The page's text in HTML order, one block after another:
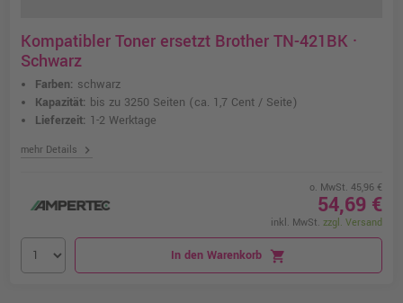
Kompatibler Toner ersetzt Brother TN-421BK ·
Schwarz
Farben: schwarz
Kapazität: bis zu 3250 Seiten (ca. 1,7 Cent / Seite)
Lieferzeit: 1-2 Werktage
mehr Details chevron_right
o. MwSt. 45,96 €
54,69 €
inkl. MwSt. zzgl. Versand
In den Warenkorb shopping_cart